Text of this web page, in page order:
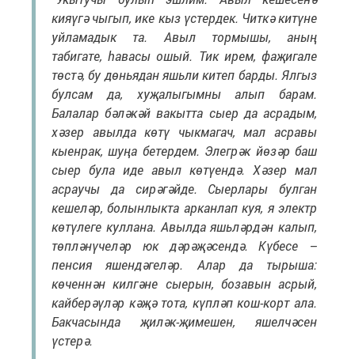
кияүгә чыгып, ике кыз үстердек. Читкә китүне
уйламадык та. Авыл тормышы, аның
табигате, һавасы ошый. Тик ирем, фаҗигале
төстә, бу дөньядан яшьли китеп барды. Ялгыз
булсам да, хуҗалыгымны алып барам.
Балалар бәләкәй вакытта сыер да асрадым,
хәзер авылда көтү чыкмагач, мал асравы
кыенрак, шуңа бетердем. Элегрәк йөзәр баш
сыер була иде авыл көтүендә. Хәзер мал
асраучы да сирәгәйде. Сыерлары булган
кешеләр, болынлыкта арканлап куя, я электр
көтүлеге куллана. Авылда яшьләрдән калып,
төпләнүчеләр юк дәрәҗәсендә. Күбесе –
пенсия яшендәгеләр. Алар да тырыша:
көченнән килгәне сыерын, бозавын асрый,
кайберәүләр кәҗә тота, күпләп кош-корт ала.
Бакчасында җиләк-җимешен, яшелчәсен
үстерә.